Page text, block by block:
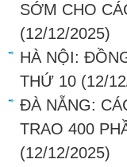
SỚM CHO
(12/12/2025)
HÀ NỘI:
THỨ 10 (12/
ĐÀ NẴNG:
TRAO 400
(12/12/2025)